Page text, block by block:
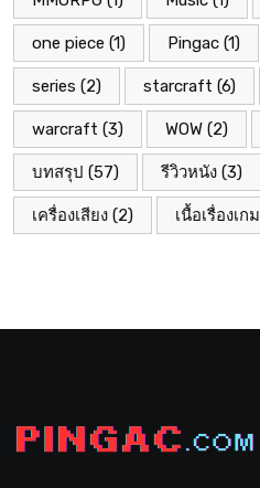
one piece (1) Pingac (1)
series (2) starcraft (6)
warcraft (3) WOW (2)
บทสรุป (57) รีวิวหนัง (3)
เครื่องเสียง (2) เนื้อเรื่องเกม